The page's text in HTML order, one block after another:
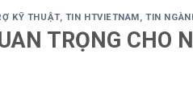
KỸ THUẬT, TIN HTVIETNAM,TIN
TRỌNG CHO